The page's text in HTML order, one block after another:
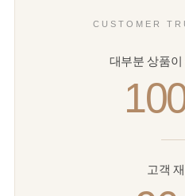
CUSTOMER
대부분 상품
고객